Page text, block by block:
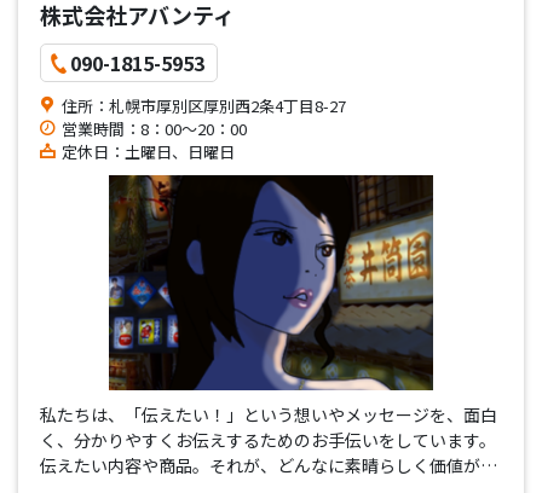
株式会社アバンティ
090-1815-5953
住所：札幌市厚別区厚別西2条4丁目8-27
営業時間：8：00～20：00
定休日：土曜日、日曜日
私たちは、「伝えたい！」という想いやメッセージを、面白
く、分かりやすくお伝えするためのお手伝いをしています。
伝えたい内容や商品。それが、どんなに素晴らしく価値があ